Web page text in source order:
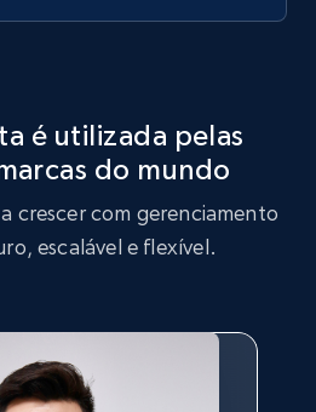
Comece grátis
by search URL
Biography, Awg
engagement rate,
é utilizada pelas
do mundo
crescer com gerenciamento
escalável e flexível.